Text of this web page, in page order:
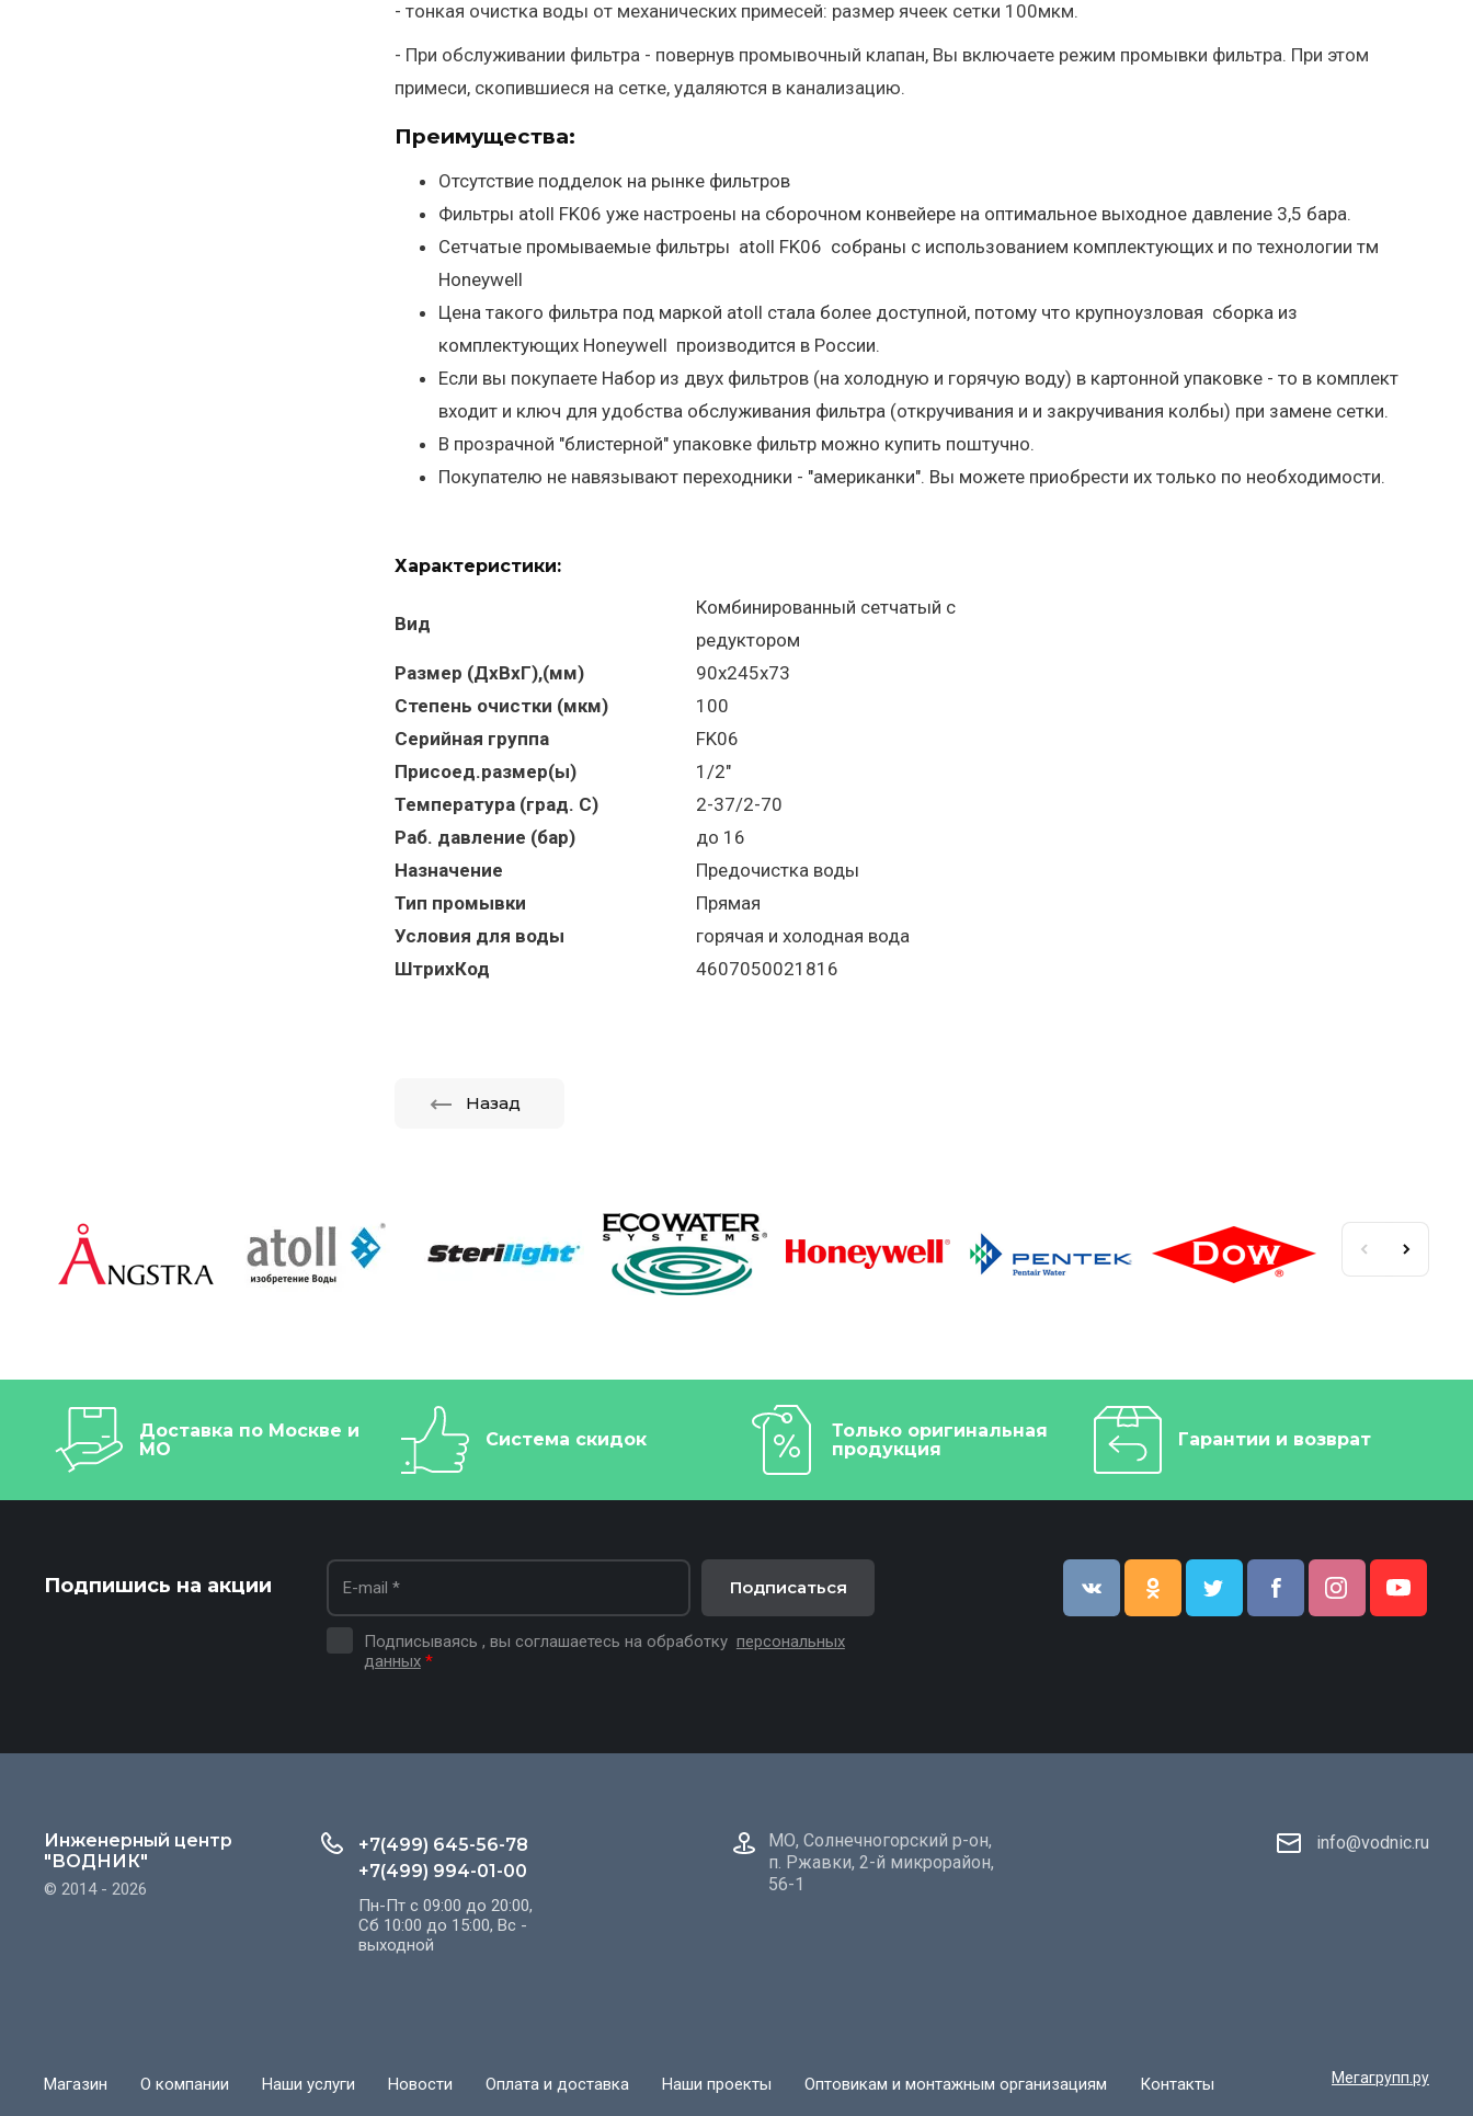
- тонкая очистка воды от механических примесей: размер ячеек сетки 100мкм.
- При обслуживании фильтра - повернув промывочный клапан, Вы включаете режим промывки фильтра. При этом
примеси, скопившиеся на сетке, удаляются в канализацию.
Преимущества:
Отсутствие подделок на рынке фильтров
Фильтры atoll FK06 уже настроены на сборочном конвейере на оптимальное выходное давление 3,5 бара.
Сетчатые промываемые фильтры atoll FK06 собраны с использованием комплектующих и по технологии тм
Honeywell
Цена такого фильтра под маркой atoll стала более доступной, потому что крупноузловая сборка из
комплектующих Honeywell производится в России.
Если вы покупаете Набор из двух фильтров (на холодную и горячую воду) в картонной упаковке - то в комплект
входит и ключ для удобства обслуживания фильтра (откручивания и и закручивания колбы) при замене сетки.
В прозрачной "блистерной" упаковке фильтр можно купить поштучно.
Покупателю не навязывают переходники - "американки". Вы можете приобрести их только по необходимости.
Характеристики:
Вид
Комбинированный сетчатый с
редуктором
Размер (ДхВхГ),(мм)
90х245х73
Степень очистки (мкм)
100
Серийная группа
FK06
Присоед.размер(ы)
1/2"
Температура (град. С)
2-37/2-70
Раб. давление (бар)
до 16
Назначение
Предочистка воды
Тип промывки
Прямая
Условия для воды
горячая и холодная вода
ШтрихКод
4607050021816
Назад
Доставка по Москве и
МО
Система скидок
Только оригинальная
продукция
Гарантии и возврат
Подпишись на акции
Подписываясь , вы соглашаетесь на обработку персональных
данных *
Подписаться
Инженерный центр
"ВОДНИК"
© 2014 - 2026
+7(499) 645-56-78
+7(499) 994-01-00
Пн-Пт с 09:00 до 20:00,
Сб 10:00 до 15:00, Вс -
выходной
МО, Солнечногорский р-он,
п. Ржавки, 2-й микрорайон,
56-1
info@vodnic.ru
Магазин О компании Наши услуги Новости Оплата и доставка Наши проекты Оптовикам и монтажным организациям Контакты Мегагрупп.ру